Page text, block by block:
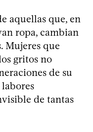
aquellas que, en
ropa, cambian
Mujeres que
gritos no
de su
de tantas